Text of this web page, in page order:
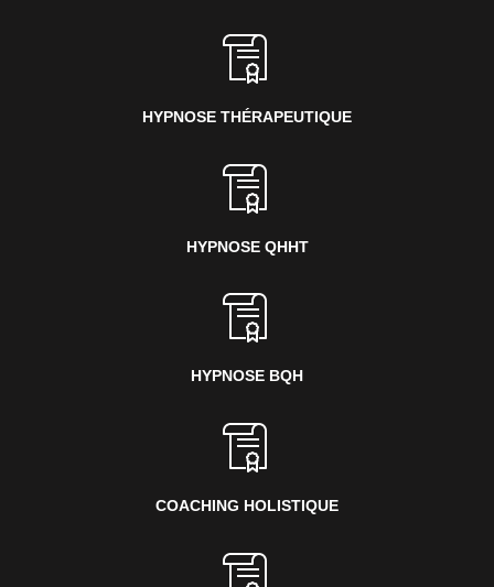
HYPNOSE THÉRAPEUTIQUE
HYPNOSE QHHT
HYPNOSE BQH
COACHING HOLISTIQUE